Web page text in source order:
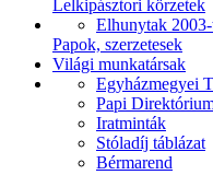
Lelkipásztori körzetek
Elhunytak
Papok, szerzetesek
Világi munkatársak
Egyházmegyei
Papi
Iratminták
Stóladíj táblázat
Bérmarend